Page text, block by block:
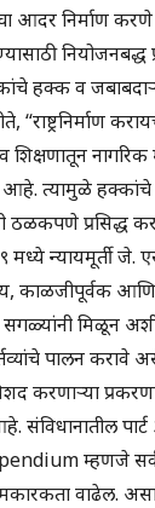
आदर
नियोजनबद्ध
हक्क व
“राष्ट्रनिर्माण
नागरिक
आहे. त्यामुळे
ठळकपणे प्रसिद्ध
न्यायमूर्ती जे.
काळजीपूर्वक
मिळून
पालन
करणाऱ्या
पार्ट
म्हणजे
वाढेल.